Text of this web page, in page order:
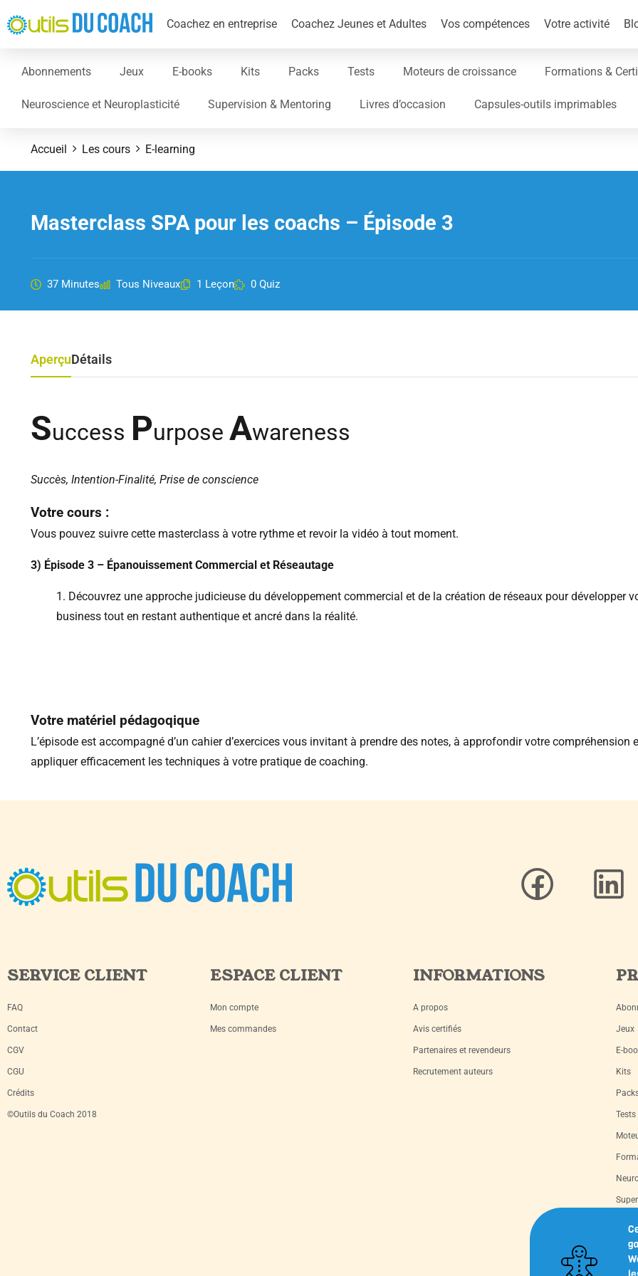
Coachez en entreprise Coachez Jeunes et Adultes Vos compétences Votre activité
Abonnements Jeux E-books Kits Packs Tests Moteurs de croissance Formations &
Neuroscience et Neuroplasticité Supervision & Mentoring Livres d’occasion Capsules-outils imprimables
Accueil Les cours E-learning
Masterclass SPA pour les coachs – Épisode 3
37 Minutes Tous Niveaux 1 Leçon 0 Quiz
AperçuDétails
Success Purpose Awareness
Succès, Intention-Finalité, Prise de conscience
Votre cours :
Vous pouvez suivre cette masterclass à votre rythme et revoir la vidéo à tout moment.
3) Épisode 3 – Épanouissement Commercial et Réseautage
Découvrez une approche judicieuse du développement commercial et de la création de réseaux pour développer
business tout en restant authentique et ancré dans la réalité.
Votre matériel pédagoqique
L’épisode est accompagné d’un cahier d’exercices vous invitant à prendre des notes, à approfondir votre compréhension
appliquer efficacement les techniques à votre pratique de coaching.
SERVICE CLIENT
FAQ
Contact
CGV
CGU
Crédits
©Outils du Coach 2018
ESPACE CLIENT
Mon compte
Mes commandes
INFORMATIONS
A propos
Avis certifiés
Partenaires et revendeurs
Recrutement auteurs
Jeux
E-
Kits
Tests